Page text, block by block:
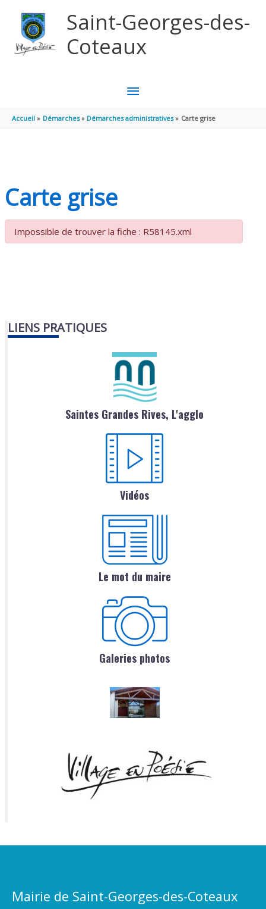
Saint-Georges-des-
Coteaux
MENU
PRINCIPAL
Accueil Démarches Démarches administratives Carte grise
Carte grise
Impossible de trouver la fiche : R58145.xml
LIENS PRATIQUES
Saintes Grandes Rives, L'agglo
Vidéos
Le mot du maire
Galeries photos
Mairie de Saint-Georges-des-Coteaux